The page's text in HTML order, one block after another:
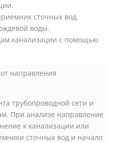
сточных вод.
воды.
канализации с помощью
направления
трубопроводной сети и
При анализе направление
к канализации или
сточных вод и начало